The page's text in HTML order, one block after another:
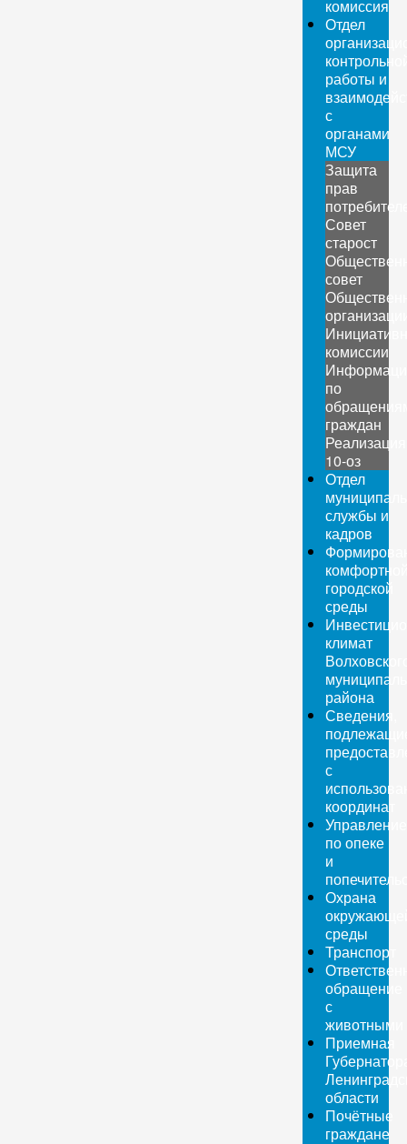
комиссия
Отдел
работы и
с
органами
МСУ
Защита
прав
Совет
старост
совет
комиссии
по
граждан
Реализация
10-оз
Отдел
службы и
кадров
городской
среды
климат
района
Сведения,
с
координат
Управление
по опеке
и
Охрана
среды
Транспорт
обращение
с
животными
Приемная
области
Почётные
граждане